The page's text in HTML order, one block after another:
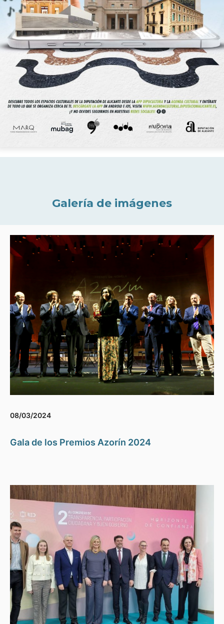
Galería de imágenes
08/03/2024
Gala de los Premios Azorín 2024